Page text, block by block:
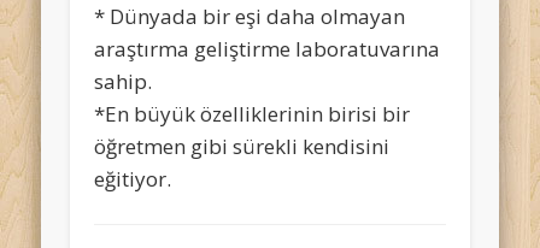
* Dünyada bir eşi daha olmayan
araştırma geliştirme laboratuvarına
sahip.
*En büyük özelliklerinin birisi bir
öğretmen gibi sürekli kendisini
eğitiyor.